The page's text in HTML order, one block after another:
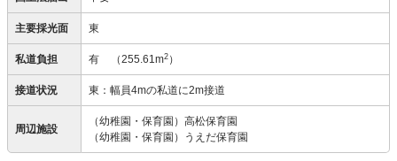
主要採光面 東
私道負担 有 （255.61m2 ）
接道状況 東：幅員4mの私道に2m接道
周辺施設
（幼稚園・保育園）高松保育園
（幼稚園・保育園）うえだ保育園